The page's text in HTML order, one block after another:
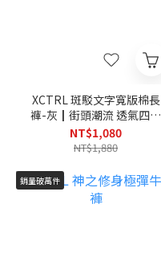
XCTRL 斑駁文字寬版棉長
褲-灰┃街頭潮流 透氣四季
休閒居家
NT$1,080
NT$1,880
銷量破萬件